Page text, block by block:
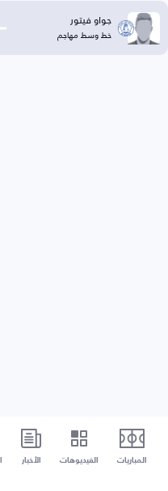
جواو فيتور
خط وسط مهاجم
المباريات الفيديوهات الأخبار